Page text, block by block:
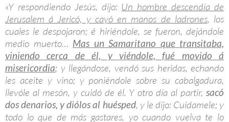
«Y respondiendo Jesús, dijo: Un hombre descendía de
Jerusalem á Jericó, y cayó en manos de ladrones, los
cuales le despojaron; é hiriéndole, se fueron, dejándole
medio muerto… Mas un Samaritano que transitaba,
viniendo cerca de él, y viéndole, fué movido á
misericordia; y llegándose, vendó sus heridas, echando
les aceite y vino; y poniéndole sobre su cabalgadura,
llevóle al mesón, y cuidó de él. Y otro día al partir, sacó
dos denarios, y diólos al huésped, y le dijo: Cuídamele; y
todo lo que de más gastares, yo cuando vuelva te lo